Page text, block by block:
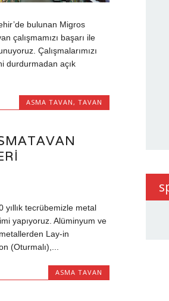
bulunan Migros
çalışmamızı başarı ile
Çalışmalarımızı
durdurmadan açık
ASMA TAVAN, TAVAN
yıllık tecrübemizle metal
yapıyoruz. Alüminyum ve
Lay-in
(Oturmalı),...
ASMA TAVAN